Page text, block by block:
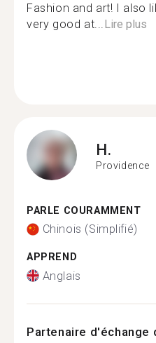
Fashion and art! I also
very good at... Lire plus
H.
Providence
PARLE COURAMMENT
Chinois (Simplifié)
APPREND
Anglais
Partenaire d'échange